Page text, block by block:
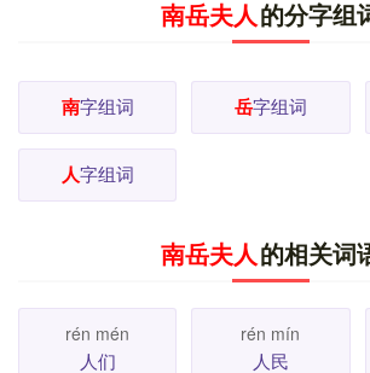
南岳夫人 的分字组
南字组词 岳字组词
人字组词
南岳夫人 的相关词
rén mén
人们
rén mín
人民